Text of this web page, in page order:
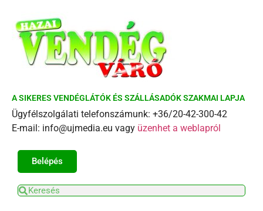
A SIKERES VENDÉGLÁTÓK ÉS SZÁLLÁSADÓK SZAKMAI LAPJA
Ügyfélszolgálati telefonszámunk: +36/20-42-300-42
E-mail: info@ujmedia.eu vagy üzenhet a weblapról
Belépés